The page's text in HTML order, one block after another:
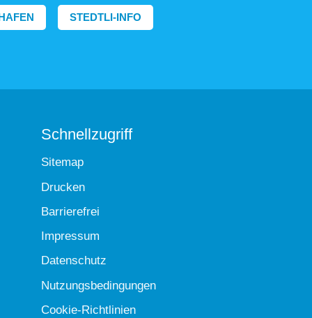
STEDTLI-INFO
Schnellzugriff
Sitemap
Drucken
Barrierefrei
Impressum
Datenschutz
Nutzungsbedingungen
Cookie-Richtlinien